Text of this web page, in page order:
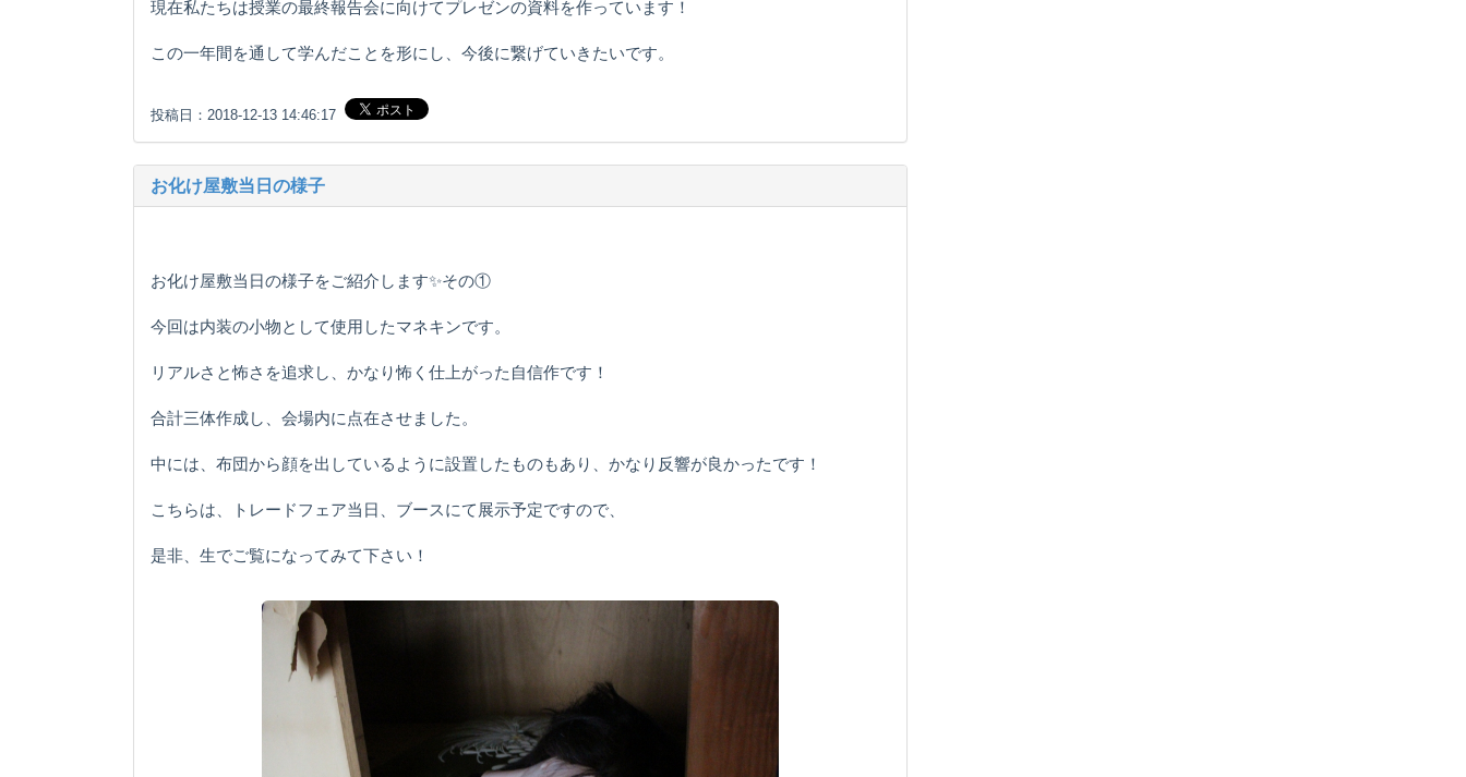
現在私たちは授業の最終報告会に向けてプレゼンの資料を作っています！
この一年間を通して学んだことを形にし、今後に繋げていきたいです。
投稿日：2018-12-13 14:46:17
お化け屋敷当日の様子
お化け屋敷当日の様子をご紹介します✨その①
今回は内装の小物として使用したマネキンです。
リアルさと怖さを追求し、かなり怖く仕上がった自信作です！
合計三体作成し、会場内に点在させました。
中には、布団から顔を出しているように設置したものもあり、かなり反響が良かったです！
こちらは、トレードフェア当日、ブースにて展示予定ですので、
是非、生でご覧になってみて下さい！